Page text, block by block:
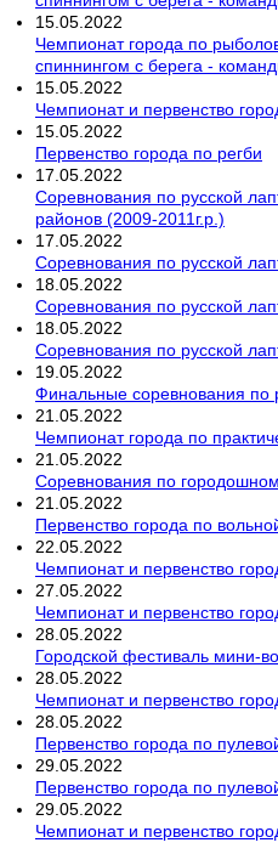
15 05 2022
Чемпионат города по
спиннингом с берега -
15 05 2022
Чемпионат и первенство
15 05 2022
Первенство города по регби
17 05 2022
Соревнования по русской
районов (2009-2011г.р.)
17 05 2022
Соревнования по русской
18 05 2022
Соревнования по русской
18 05 2022
Соревнования по русской
19 05 2022
Финальные соревнования по
21 05 2022
Чемпионат города по
21 05 2022
Соревнования по
21 05 2022
Первенство города по
22 05 2022
Чемпионат и первенство
27 05 2022
Чемпионат и первенство
28 05 2022
Городской фестиваль мини-
28 05 2022
Чемпионат и первенство
28 05 2022
Первенство города по
29 05 2022
Первенство города по
29 05 2022
Чемпионат и первенство